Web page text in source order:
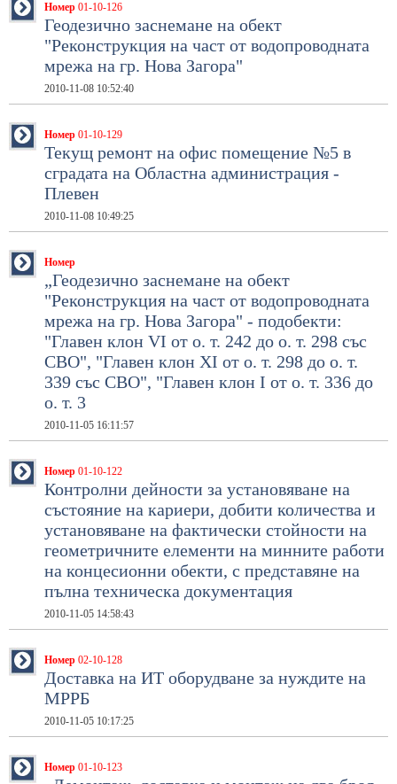
Номер 01-10-126
Геодезично заснемане на обект
"Реконструкция на част от водопроводната
мрежа на гр. Нова Загора"
2010-11-08 10:52:40
Номер 01-10-129
Текущ ремонт на офис помещение №5 в
сградата на Областна администрация -
Плевен
2010-11-08 10:49:25
Номер
„Геодезично заснемане на обект
"Реконструкция на част от водопроводната
мрежа на гр. Нова Загора" - подобекти:
"Главен клон VІ от о. т. 242 до о. т. 298 със
СВО", "Главен клон ХІ от о. т. 298 до о. т.
339 със СВО", "Главен клон І от о. т. 336 до
о. т. 3
2010-11-05 16:11:57
Номер 01-10-122
Контролни дейности за установяване на
състояние на кариери, добити количества и
установяване на фактически стойности на
геометричните елементи на минните работи
на концесионни обекти, с представяне на
пълна техническа документация
2010-11-05 14:58:43
Номер 02-10-128
Доставка на ИТ оборудване за нуждите на
МРРБ
2010-11-05 10:17:25
Номер 01-10-123